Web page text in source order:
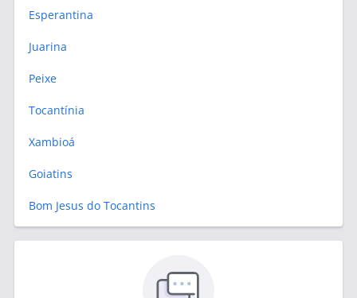
Esperantina
Juarina
Peixe
Tocantínia
Xambioá
Goiatins
Bom Jesus do Tocantins